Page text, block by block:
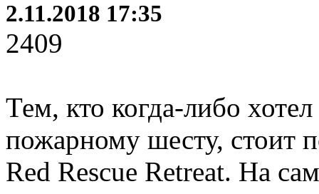
2.11.2018 17:35
2409
Тем, кто когда-либо
пожарному шесту, стоит
Red Rescue Retreat. На